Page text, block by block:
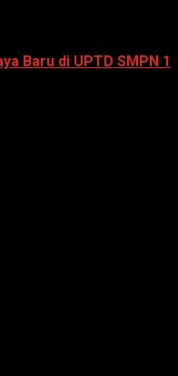
Baru di UPTD SMPN 1